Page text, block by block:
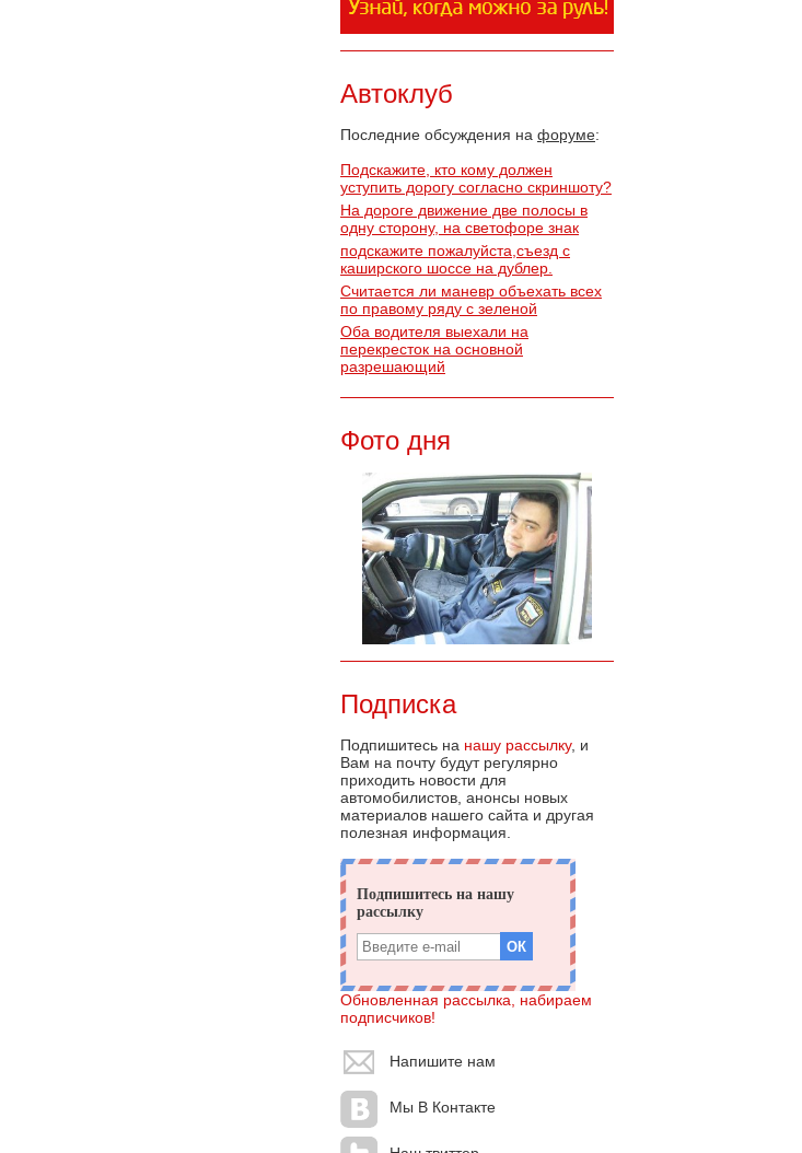
Автоклуб
Последние обсуждения на форуме:
Подскажите, кто кому должен
уступить дорогу согласно скриншоту?
На дороге движение две полосы в
одну сторону, на светофоре знак
подскажите пожалуйста,съезд с
каширского шоссе на дублер.
Считается ли маневр объехать всех
по правому ряду с зеленой
Оба водителя выехали на
перекресток на основной
разрешающий
Фото дня
Подписка
Подпишитесь на нашу рассылку, и
Вам на почту будут регулярно
приходить новости для
автомобилистов, анонсы новых
материалов нашего сайта и другая
полезная информация.
Обновленная рассылка, набираем
подписчиков!
Напишите нам
Мы В Контакте